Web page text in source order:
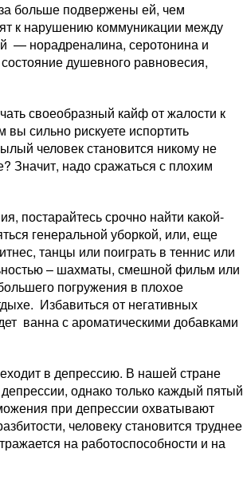
больше подвержены ей, чем
к нарушению коммуникации между
— норадреналина, серотонина и
душевного равновесия,
своеобразный кайф от жалости к
сильно рискуете испортить
человек становится никому не
Значит, надо сражаться с плохим
постарайтесь срочно найти какой-
генеральной уборкой, или, еще
танцы или поиграть в теннис или
– шахматы, смешной фильм или
погружения в плохое
Избавиться от негативных
ванна с ароматическими добавками
в депрессию. В нашей стране
однако только каждый пятый
при депрессии охватывают
человеку становится труднее
на работоспособности и на